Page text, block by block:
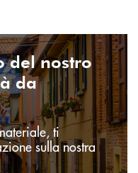
del nostro
da
ti
sulla nostra